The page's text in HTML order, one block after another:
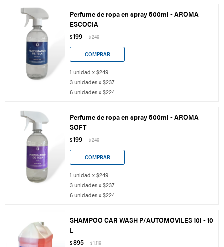
Perfume de ropa en spray 500ml - AROMA
ESCOCIA
$199 $249
1 unidad x $249
3 unidades x $237
6 unidades x $224
Perfume de ropa en spray 500ml - AROMA
SOFT
$199 $249
1 unidad x $249
3 unidades x $237
6 unidades x $224
SHAMPOO CAR WASH P/AUTOMOVILES 10l - 10
L
$895 $1.119